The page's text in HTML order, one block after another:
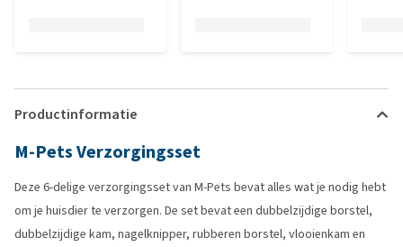
Productinformatie
M-Pets Verzorgingsset
Deze 6-delige verzorgingsset van M-Pets bevat alles wat je nodig hebt
om je huisdier te verzorgen. De set bevat een dubbelzijdige borstel,
dubbelzijdige kam, nagelknipper, rubberen borstel, vlooienkam en